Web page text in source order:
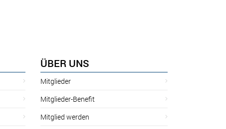
ÜBER UNS
Mitglieder
Mitglieder-Benefit
Mitglied werden